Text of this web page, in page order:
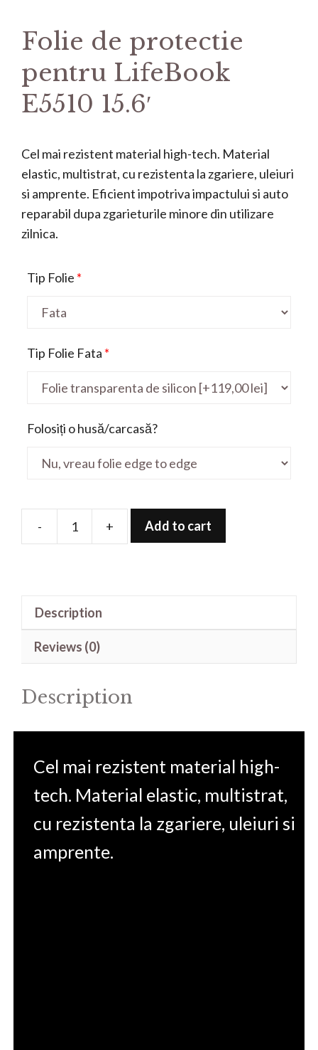
Folie de protectie
pentru LifeBook
E5510 15.6′
Cel mai rezistent material high-tech. Material
elastic, multistrat, cu rezistenta la zgariere, uleiuri
si amprente. Eficient impotriva impactului si auto
reparabil dupa zgarieturile minore din utilizare
zilnica.
Tip Folie *
Tip Folie Fata *
Folosiți o husă/carcasă?
-
Folie
+ Add to cart
Description
Reviews (0)
Description
Cel mai rezistent material high-
tech. Material elastic, multistrat,
cu rezistenta la zgariere, uleiuri si
amprente.